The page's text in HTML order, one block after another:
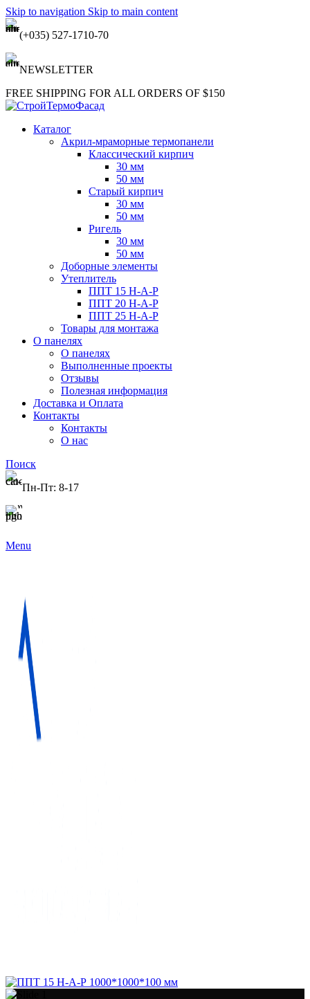
Skip to navigation Skip to main content
(+035) 527-1710-70
NEWSLETTER
FREE SHIPPING FOR ALL ORDERS OF $150
Каталог
Акрил-мраморные термопанели
Классический кирпич
30 мм
50 мм
Старый кирпич
30 мм
50 мм
Ригель
30 мм
50 мм
Доборные элементы
Утеплитель
ППТ 15 Н-А-Р
ППТ 20 Н-А-Р
ППТ 25 Н-А-Р
Товары для монтажа
О панелях
О панелях
Выполненные проекты
Отзывы
Полезная информация
Доставка и Оплата
Контакты
Контакты
О нас
Поиск
Пн-Пт: 8-17
Menu